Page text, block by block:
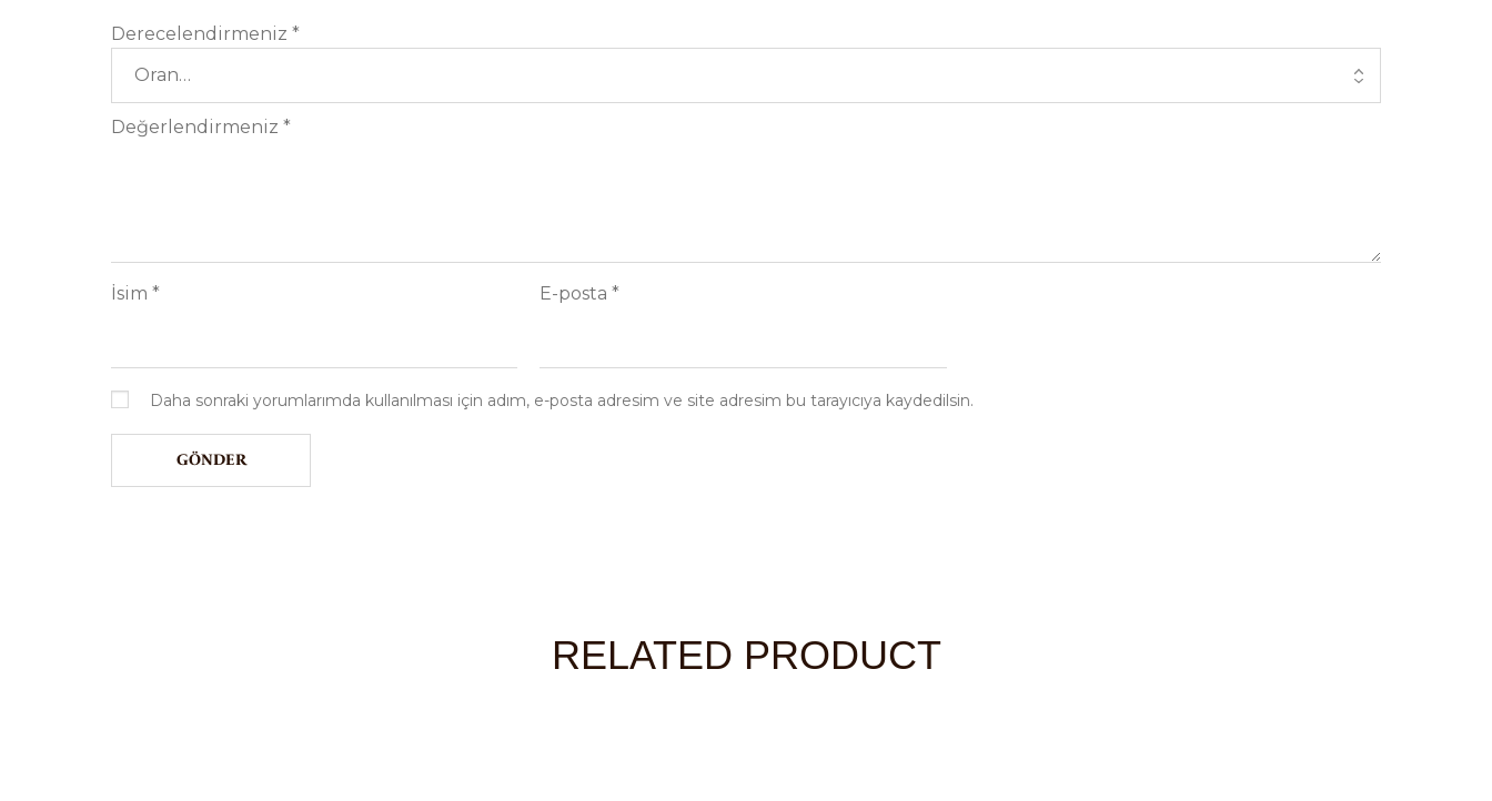
Derecelendirmeniz *
Değerlendirmeniz *
İsim * E-posta*
Daha sonraki yorumlarımda kullanılması için adım, e-posta adresim ve site adresim bu tarayıcıya kaydedilsin.
RELATED PRODUCT